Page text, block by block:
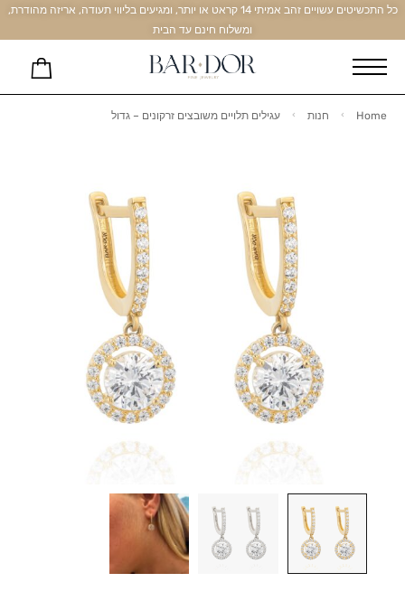
כל התכשיטים עשויים זהב אמיתי 14 קראט או יותר, ומגיעים בליווי תעודה, אריזה מהודרת,
ומשלוח חינם עד הבית
Home חנות עגילים תלויים משובצים זרקונים – גדול